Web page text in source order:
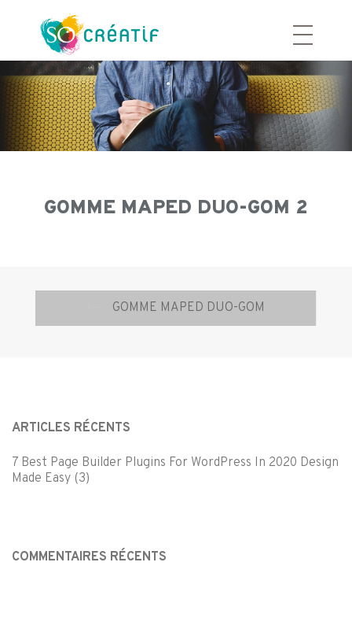
contenu
GOMME MAPED DUO-GOM 2
Navigation
d’article
GOMME MAPED DUO-GOM
ARTICLES RÉCENTS
7 Best Page Builder Plugins For WordPress In 2020 Design
Made Easy (3)
COMMENTAIRES RÉCENTS